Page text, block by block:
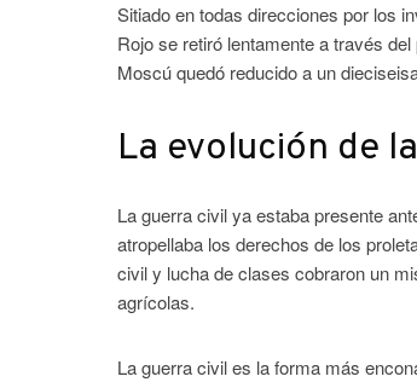
Sitiado en todas direcciones por los
Rojo se retiró lentamente a través
Moscú quedó reducido a un
La evolución de
La guerra civil ya estaba presente
atropellaba los derechos de los
civil y lucha de clases cobraron un
agrícolas.
La guerra civil es la forma más